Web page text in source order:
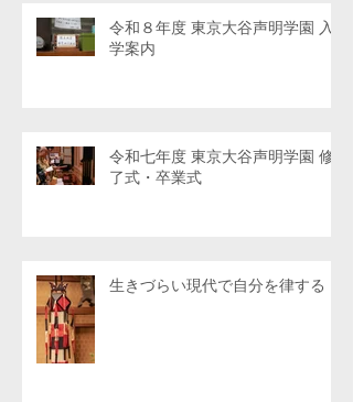
令和８年度 東京大谷声明学園 入
学案内
令和七年度 東京大谷声明学園 修
了式・卒業式
生きづらい現代で自分を律する